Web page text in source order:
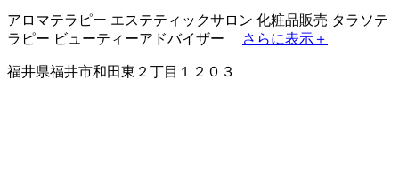
アロマテラピー エステティックサロン 化粧品販売 タラソテ
ラピー ビューティーアドバイザー さらに表示＋
福井県福井市和田東２丁目１２０３